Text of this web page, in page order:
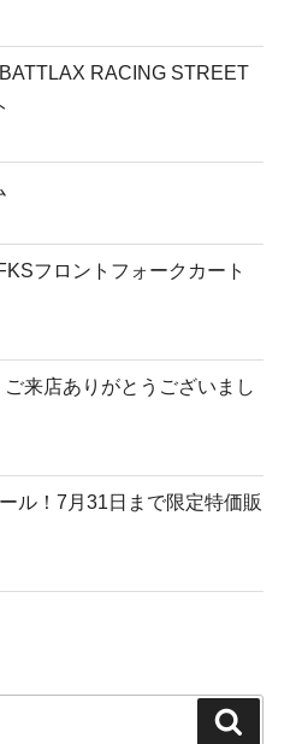
RACING STREET
フロントフォークカート
ご来店ありがとうございまし
ル！7月31日まで限定特価販